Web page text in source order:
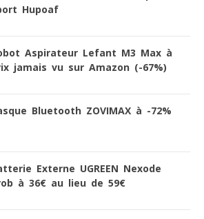
Hupoaf
Aspirateur Lefant M3 Max à
jamais vu sur Amazon (-67%)
Bluetooth ZOVIMAX à -72%
Externe UGREEN Nexode
à 36€ au lieu de 59€